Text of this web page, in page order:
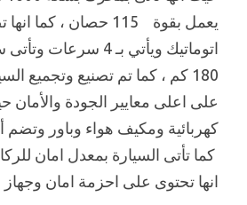
يعمل بقوة 115 حصان ،
اتوماتيك ويأتي بـ 4
180 كم ، كما تم تصنيع وتجميع
على اعلى معايير الجودة والأمان
كما تأتى السيارة بمعدل امان
انها تحتوى على احزمة امان وجهاز